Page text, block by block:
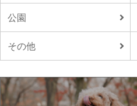
公園
その他